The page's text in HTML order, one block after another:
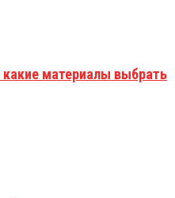
материалы выбрать